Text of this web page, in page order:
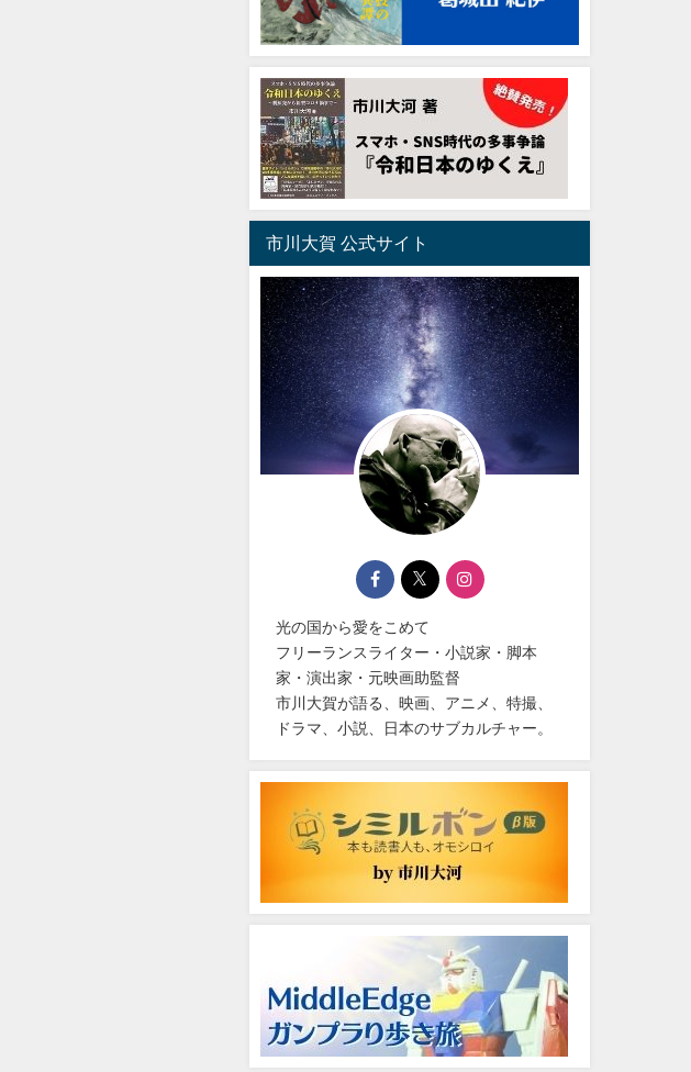
市川大賀 公式サイト
光の国から愛をこめて
フリーランスライター・小説家・脚本
家・演出家・元映画助監督
市川大賀が語る、映画、アニメ、特撮、
ドラマ、小説、日本のサブカルチャー。